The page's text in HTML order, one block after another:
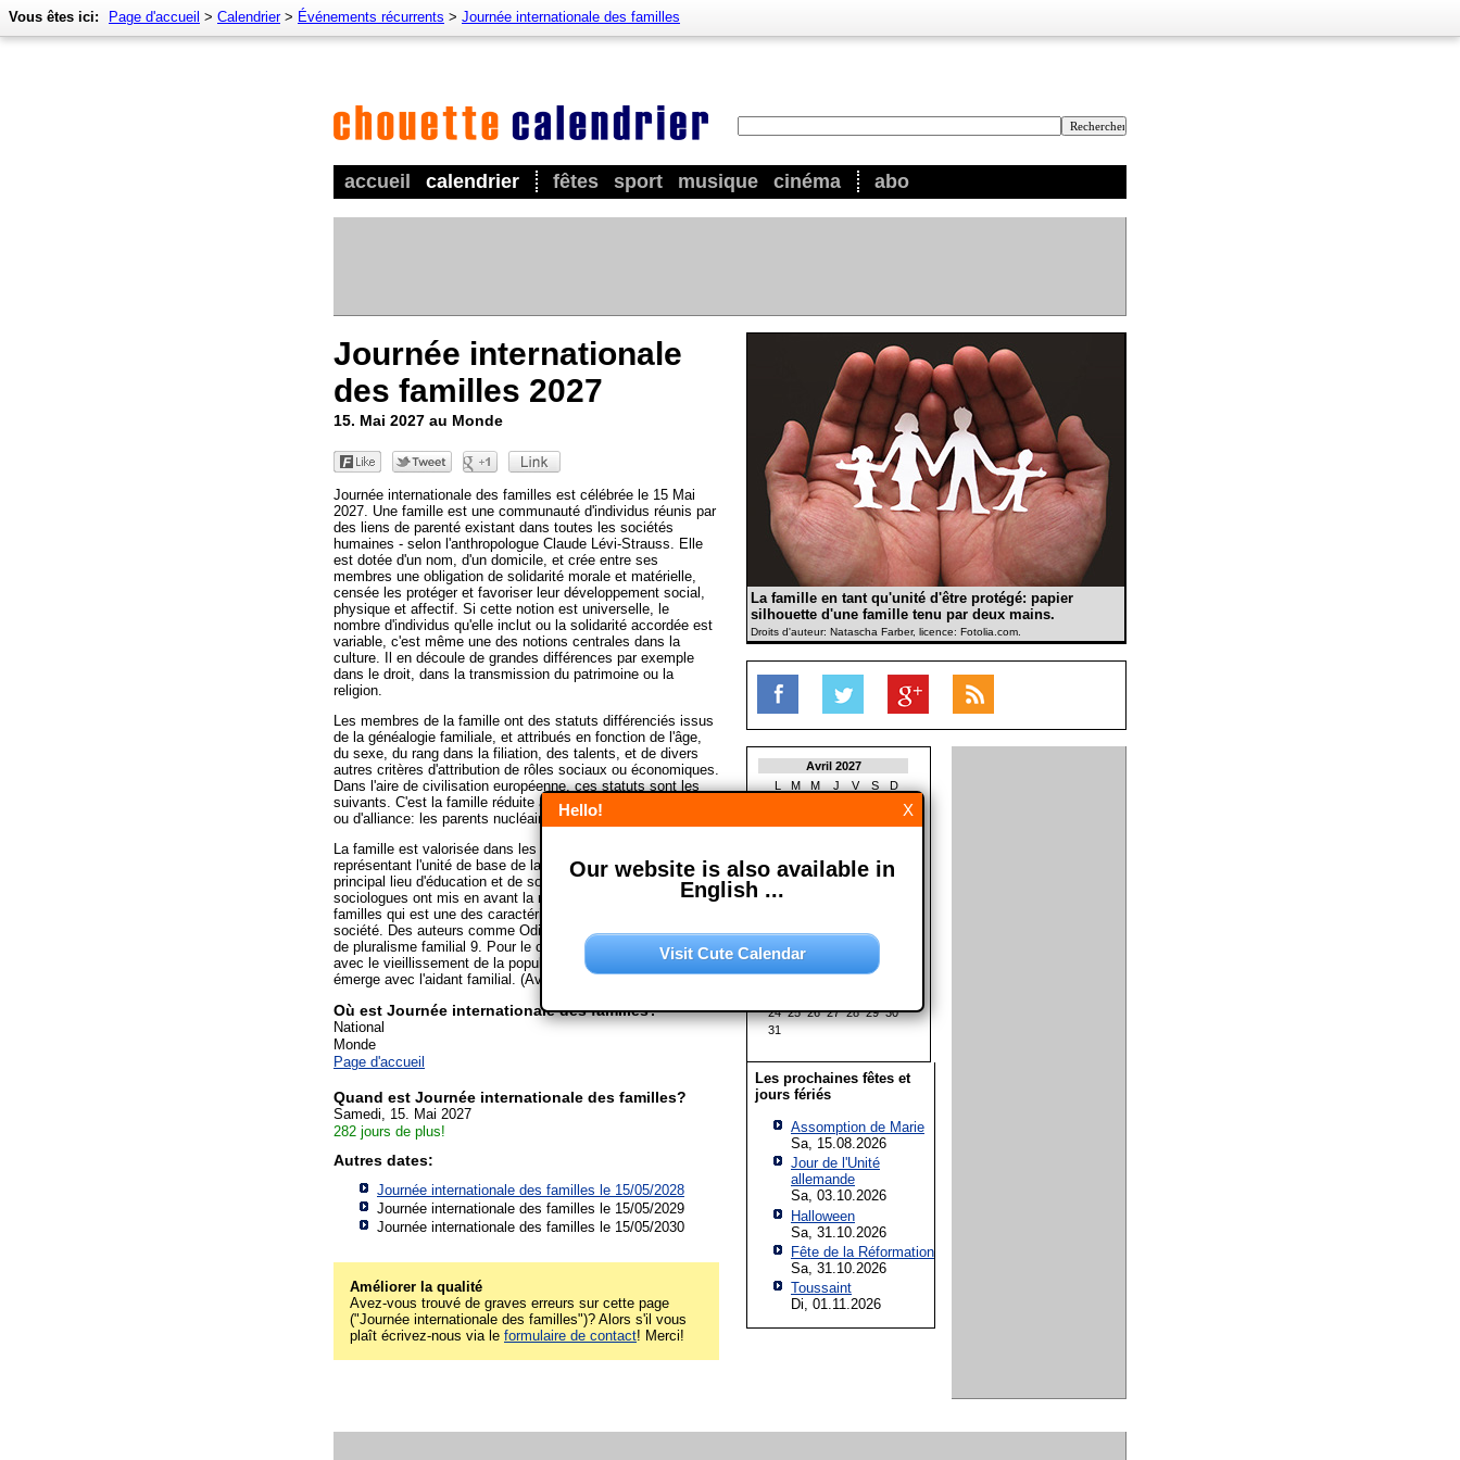
accueil calendrier fêtes sport musique cinéma abo
Vous êtes ici: Page d'accueil > Calendrier> Événements récurrents > Journée internationale des familles
Journée internationale
des familles 2027
15. Mai 2027 au Monde
Journée internationale des familles est célébrée le 15 Mai
2027. Une famille est une communauté d'individus réunis par
des liens de parenté existant dans toutes les sociétés
humaines - selon l'anthropologue Claude Lévi-Strauss. Elle
est dotée d'un nom, d'un domicile, et crée entre ses
membres une obligation de solidarité morale et matérielle,
censée les protéger et favoriser leur développement social,
physique et affectif. Si cette notion est universelle, le
nombre d'individus qu'elle inclut ou la solidarité accordée est
variable, c'est même une des notions centrales dans la
culture. Il en découle de grandes différences par exemple
dans le droit, dans la transmission du patrimoine ou la
religion.
Les membres de la famille ont des statuts différenciés issus
de la généalogie familiale, et attribués en fonction de l'âge,
du sexe, du rang dans la filiation, des talents, et de divers
autres critères d'attribution de rôles sociaux ou économiques.
Dans l'aire de civilisation européenne, ces statuts sont les
suivants. C'est la famille réduite à un seul degré de parenté
ou d'alliance: les parents nucléaires, le couple et les enfants.
La famille est valorisée dans les sociétés traditionnelles car
représentant l'unité de base de la société, mais aussi le
principal lieu d'éducation et de solidarité. De nombreux
sociologues ont mis en avant la multiplicité des formes de
familles qui est une des caractéristiques essentielles de la
société. Des auteurs comme Odile Roy évoquent la notion
de pluralisme familial 9. Pour le chercheur Serge Guérin,
avec le vieillissement de la population, une autre figure
émerge avec l'aidant familial. (Avec matériel de la Wikipedia)
Où est Journée internationale des familles?
National
Monde
Page d'accueil
Quand est Journée internationale des familles?
Samedi, 15. Mai 2027
282 jours de plus!
Autres dates:
Journée internationale des familles le 15/05/2028
Journée internationale des familles le 15/05/2029
Journée internationale des familles le 15/05/2030
Améliorer la qualité
Avez-vous trouvé de graves erreurs sur cette page
("Journée internationale des familles")? Alors s'il vous
plaît écrivez-nous via le formulaire de contact! Merci!
La famille en tant qu'unité d'être protégé: papier
silhouette d'une famille tenu par deux mains.
Droits d'auteur: Natascha Farber, licence: Fotolia.com.
Avril 2027
L
M M J V S
D
26 27 28 29 30
1
3
4
10 11 12 13 14 15
24 25 26 27 28 29 30
31
Les prochaines fêtes et
jours fériés
Assomption de Marie
Sa, 15.08.2026
Jour de l'Unité
allemande
Sa, 03.10.2026
Halloween
Sa, 31.10.2026
Fête de la Réformation
Sa, 31.10.2026
Toussaint
Di, 01.11.2026
X
Hello!
Our website is also available in
English ...
Visit Cute Calendar